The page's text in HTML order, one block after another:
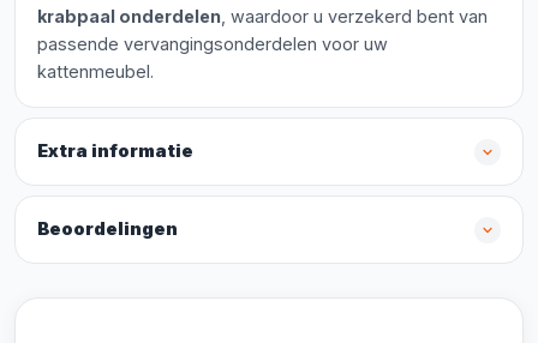
krabpaal onderdelen , waardoor u verzekerd bent van
passende vervangingsonderdelen voor uw
kattenmeubel.
Extra informatie
Beoordelingen